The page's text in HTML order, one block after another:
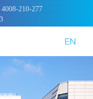
210-277